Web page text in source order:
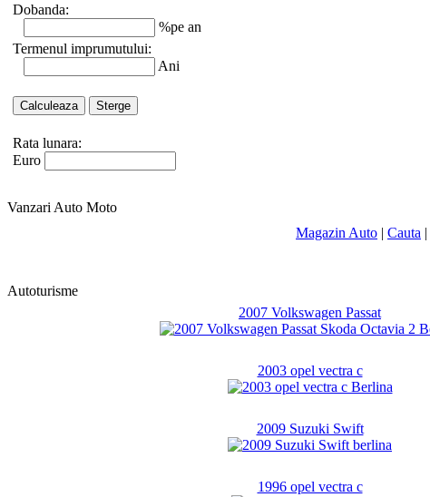
Dobanda:
%pe an
Termenul imprumutului:
Ani
Rata lunara:
Euro
Vanzari Auto Moto
Magazin Auto | Cauta |
Autoturisme
2007 Volkswagen Passat
2003 opel vectra c
2009 Suzuki Swift
1996 opel vectra c